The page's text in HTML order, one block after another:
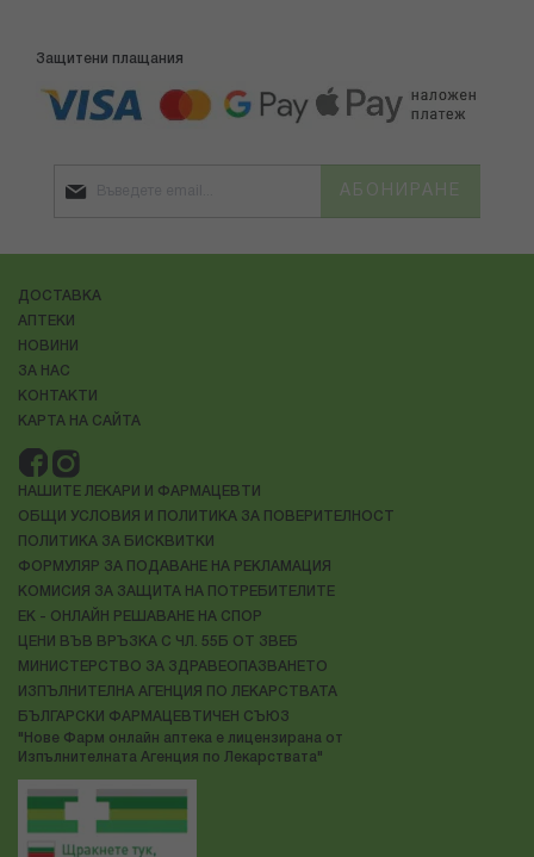
Защитени плащания
АБОНИРАНЕ
ДОСТАВКА
АПТЕКИ
НОВИНИ
ЗА НАС
КОНТАКТИ
КАРТА НА САЙТА
НАШИТЕ ЛЕКАРИ И ФАРМАЦЕВТИ
ОБЩИ УСЛОВИЯ И ПОЛИТИКА ЗА ПОВЕРИТЕЛНОСТ
ПОЛИТИКА ЗА БИСКВИТКИ
ФОРМУЛЯР ЗА ПОДАВАНЕ НА РЕКЛАМАЦИЯ
КОМИСИЯ ЗА ЗАЩИТА НА ПОТРЕБИТЕЛИТЕ
ЕК - ОНЛАЙН РЕШАВАНЕ НА СПОР
ЦЕНИ ВЪВ ВРЪЗКА С ЧЛ. 55Б ОТ ЗВЕБ
МИНИСТЕРСТВО ЗА ЗДРАВЕОПАЗВАНЕТО
ИЗПЪЛНИТЕЛНА АГЕНЦИЯ ПО ЛЕКАРСТВАТА
БЪЛГАРСКИ ФАРМАЦЕВТИЧЕН СЪЮЗ
"Нове Фарм онлайн аптека е лицензирана от
Изпълнителната Агенция по Лекарствата"